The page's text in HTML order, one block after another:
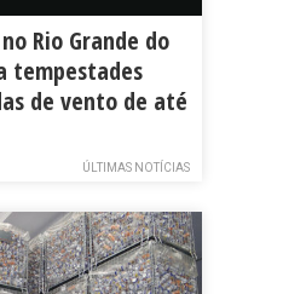
Rio Grande do
tempestades
de vento de até
ÚLTIMAS NOTÍCIAS